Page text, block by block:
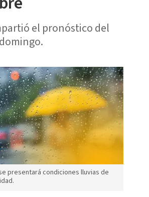
el pronóstico del
presentará condiciones lluvias de